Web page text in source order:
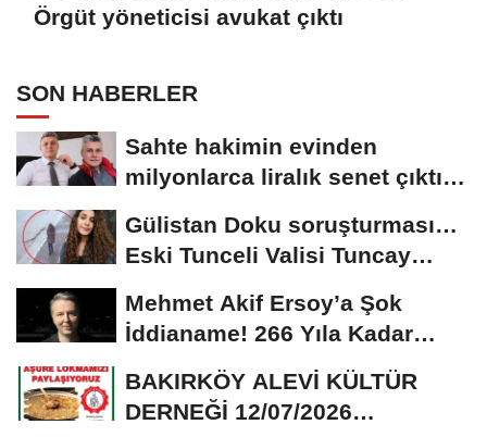
Örgüt yöneticisi avukat çıktı
SON HABERLER
Sahte hakimin evinden
milyonlarca liralık senet çıktı:
Gülistan Doku soruşturması…
Eski Tunceli Valisi Tuncay
Mehmet Akif Ersoy’a Şok
İddianame! 266 Yıla Kadar
Hapis Talebi
BAKIRKÖY ALEVİ KÜLTÜR
DERNEĞİ 12/07/2026